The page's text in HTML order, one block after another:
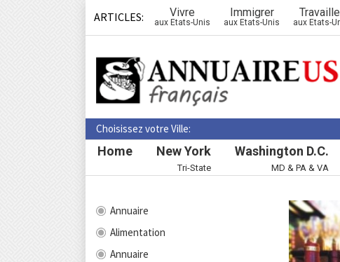
ARTICLES: Vivre
aux Etats-Unis
Immigrer
aux Etats-Unis aux Etats-
Choisissez votre Ville:
Home New York
Tri-State
Washington D.C.
MD & PA & VA
Annuaire
Alimentation
Annuaire